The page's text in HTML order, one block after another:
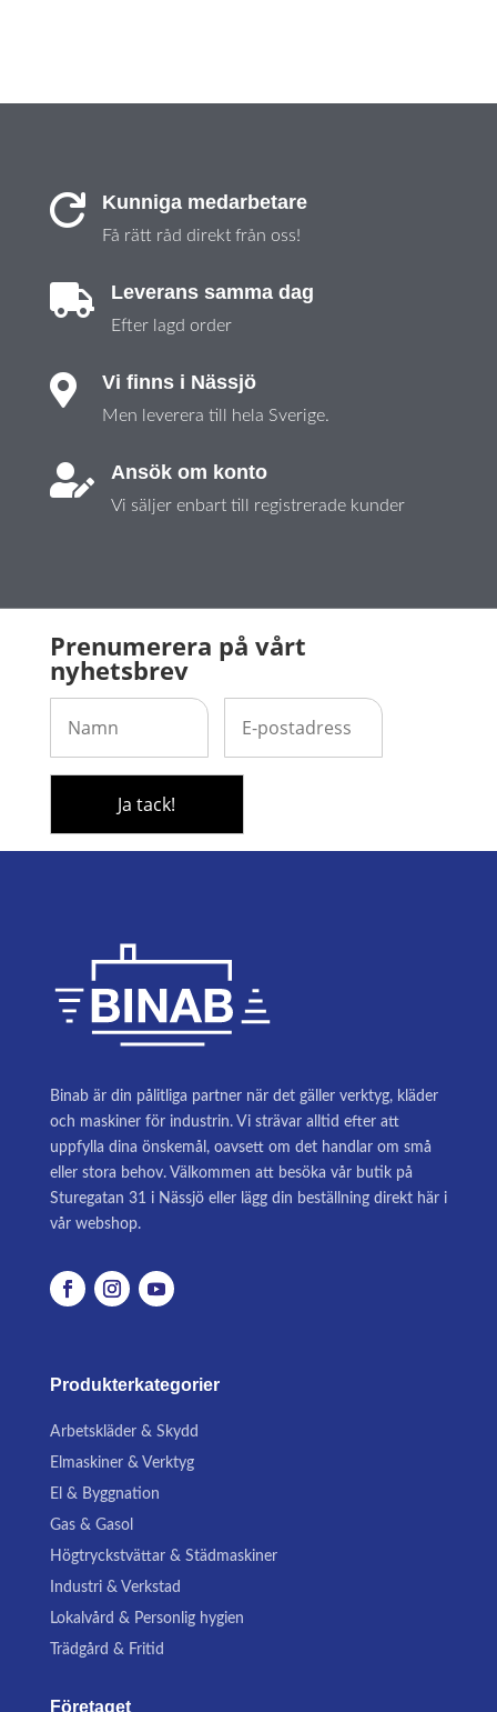
 Kunniga medarbetare
Få rätt råd direkt från oss!
 Leverans samma dag
Efter lagd order
 Vi finns i Nässjö
Men leverera till hela Sverige.
 Ansök om konto
Vi säljer enbart till registrerade kunder
Prenumerera på vårt
nyhetsbrev
Binab är din pålitliga partner när det gäller verktyg, kläder
och maskiner för industrin. Vi strävar alltid efter att
uppfylla dina önskemål, oavsett om det handlar om små
eller stora behov. Välkommen att besöka vår butik på
Sturegatan 31 i Nässjö eller lägg din beställning direkt här i
vår webshop.
Produkterkategorier
Arbetskläder & Skydd
Elmaskiner & Verktyg
El & Byggnation
Gas & Gasol
Högtryckstvättar & Städmaskiner
Industri & Verkstad
Lokalvård & Personlig hygien
Trädgård & Fritid
Företaget